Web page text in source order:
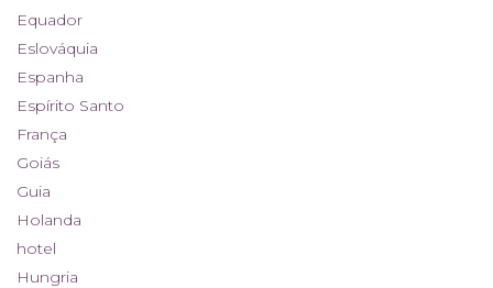
Equador
Eslováquia
Espanha
Espírito Santo
França
Goiás
Guia
Holanda
hotel
Hungria